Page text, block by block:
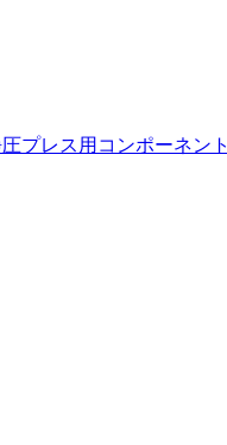
プレス用コンポーネント